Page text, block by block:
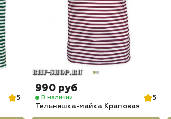
5
990 руб
В наличии
5
Тельняшка-майка Краповая